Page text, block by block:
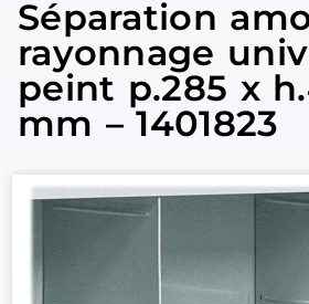
Séparation
rayonnage
peint p.285 x
mm – 1401823